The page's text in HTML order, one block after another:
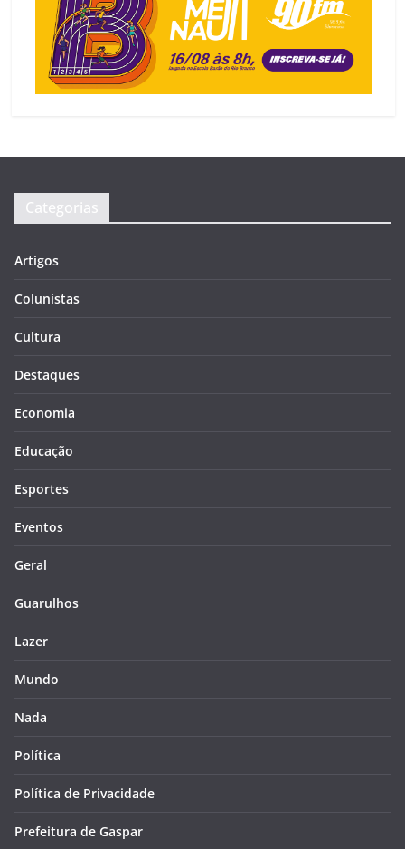
Categorias
Artigos
Colunistas
Cultura
Destaques
Economia
Educação
Esportes
Eventos
Geral
Guarulhos
Lazer
Mundo
Nada
Política
Política de Privacidade
Prefeitura de Gaspar